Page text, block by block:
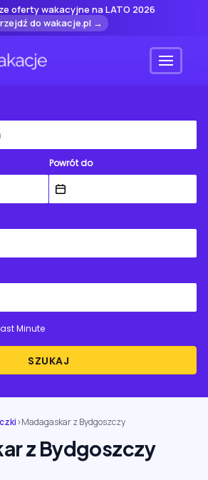
oferty wakacyjne na LATO 2026
do wakacje.pl →
Menu
Powrót do
SZUKAJ
Minute
›Madagaskar z Bydgoszczy
z Bydgoszczy